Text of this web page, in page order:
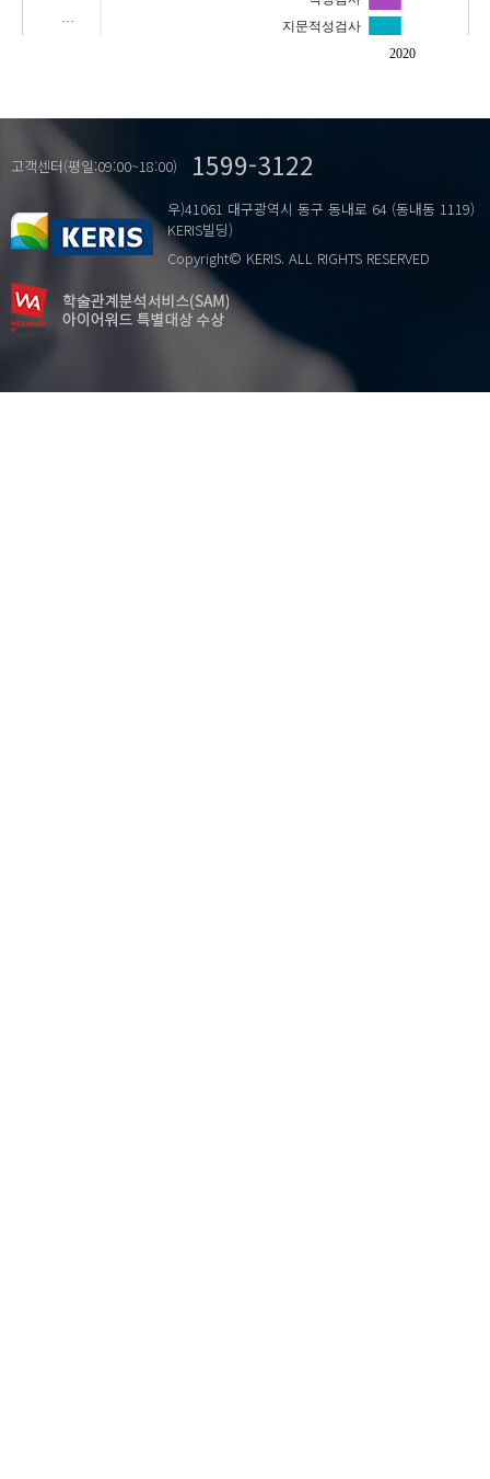
2020
…
지문적성검사
고객센터(평일:09:00~18:00) 1599-3122
우)41061 대구광역시 동구 동내로 64 (동내동 1119)
KERIS빌딩)
Copyright© KERIS. ALL RIGHTS RESERVED